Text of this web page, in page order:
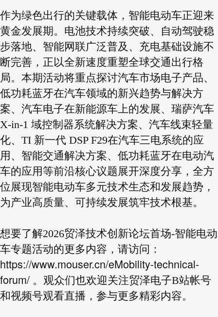
作为绿色出行的关键载体，智能电动车正迎来
黄金发展期。电池技术持续突破、自动驾驶稳
步落地、智能网联广泛普及、充电基础设施不
断完善，正以全新速度重塑全球交通出行格
局。本期活动将重点探讨汽车市场电子产品、
低功耗蓝牙在汽车领域的新兴趋势与解决方
案、汽车电子在新能源车上的发展、瑞萨汽车
X-in-1 域控制器系统解决方案、汽车线束轻量
化、TI 新一代 DSP F29在汽车三电系统的应
用、智能交通解决方案、低功耗蓝牙在电动汽
车的应用等前沿核心议题展开深度分享，全方
位展现智能电动车多元技术生态和发展趋势，
为产业高质量、可持续发展筑牢技术根基。
想要了解2026贸泽技术创新论坛首场-智能电动
车专题活动的更多内容，请访问：
https://www.mouser.cn/eMobility-technical-
forum/ 。观众们也欢迎关注贸泽电子B站帐号
和视频号观看直播，参与更多精彩内容。